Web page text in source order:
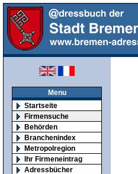
Menu
Startseite
Firmensuche
Behörden
Branchenindex
Metropolregion
Ihr Firmeneintrag
Adressbücher